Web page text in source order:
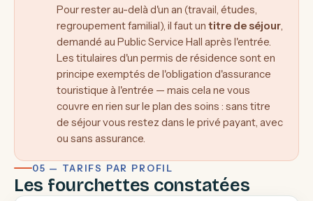
Pour rester au-delà d'un an (travail, études,
regroupement familial), il faut un titre de séjour,
demandé au Public Service Hall après l'entrée.
Les titulaires d'un permis de résidence sont en
principe exemptés de l'obligation d'assurance
touristique à l'entrée — mais cela ne vous
couvre en rien sur le plan des soins : sans titre
de séjour vous restez dans le privé payant, avec
ou sans assurance.
05 — TARIFS PAR PROFIL
Les fourchettes constatées